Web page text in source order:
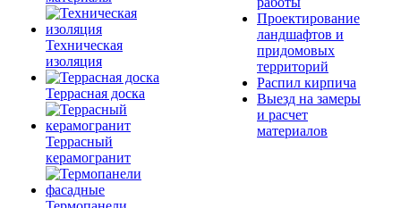
Техническая
изоляция
Террасная доска
Террасный
керамогранит
Проектирование
ландшафтов и
придомовых
территорий
Распил кирпича
Выезд на замеры
и расчет
материалов